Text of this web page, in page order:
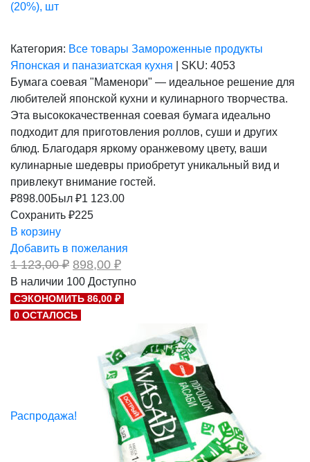
(20%), шт
Категория: Все товары Замороженные продукты
Японская и паназиатская кухня
SKU: 4053
Бумага соевая "Маменори" — идеальное решение для
любителей японской кухни и кулинарного творчества.
Эта высококачественная соевая бумага идеально
подходит для приготовления роллов, суши и других
блюд. Благодаря яркому оранжевому цвету, ваши
кулинарные шедевры приобретут уникальный вид и
привлекут внимание гостей.
₽898.00Был ₽1 123.00
Сохранить ₽225
В корзину
Добавить в пожелания
1 123,00₽ Первоначальная
цена
составляла
1
123,00 ₽.
898,00 ₽Текущая
898,00 ₽.
В наличии 100 Доступно
СЭКОНОМИТЬ 86,00 ₽
0 ОСТАЛОСЬ
Распродажа!